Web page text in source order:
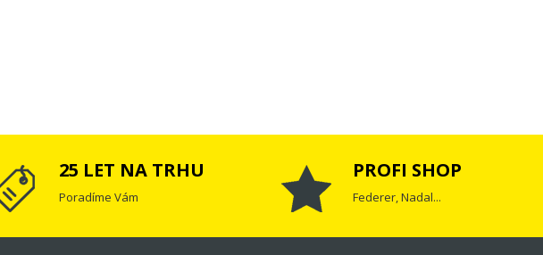
25 LET NA TRHU
Poradíme Vám
PROFI SHOP
Federer, Nadal...